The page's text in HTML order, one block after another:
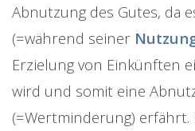
Abnutzung des Gutes, da
(=während seiner
Erzielung von Einkünften
wird und somit eine
(=Wertminderung) erfährt.